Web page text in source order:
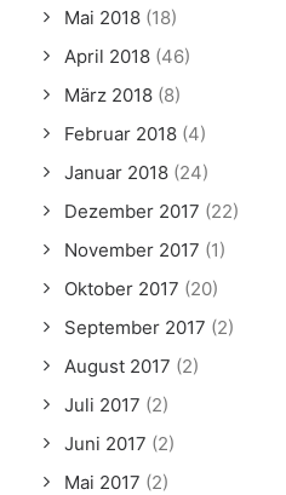
Mai 2018 (18)
April 2018 (46)
März 2018 (8)
Februar 2018 (4)
Januar 2018 (24)
Dezember 2017 (22)
November 2017 (1)
Oktober 2017 (20)
September 2017 (2)
August 2017 (2)
Juli 2017 (2)
Juni 2017 (2)
Mai 2017 (2)